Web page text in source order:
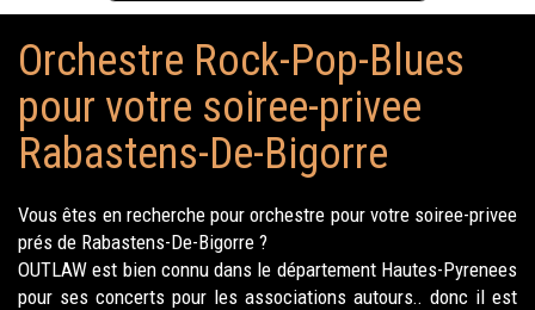
Orchestre Rock-Pop-Blues
pour votre soiree-privee
Rabastens-De-Bigorre
Vous êtes en recherche pour orchestre pour votre soiree-privee
prés de Rabastens-De-Bigorre ?
OUTLAW est bien connu dans le département Hautes-Pyrenees
pour ses concerts pour les associations autours.. donc il est